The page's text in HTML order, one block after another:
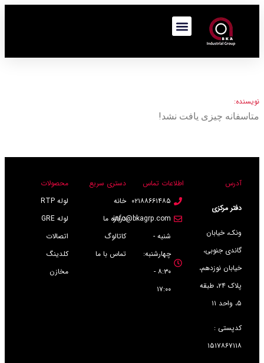
نویسنده:
متاسفانه چیزی یافت نشد!
آدرس
دفتر مرکزی
ونک، خیابان
گاندی جنوبی،
خیابان نوزدهم،
پلاک ۲۴، طبقه
۵، واحد ۱۱
کدپستی :
۱۵۱۷۸۶۷۱۱۸
اطلاعات تماس
۰۲۱۸۸۶۶۱۴۸۵
info@bkagrp.com
شنبه -
چهارشنبه:
۸:۳۰ -
۱۷:۰۰
دستری سریع
خانه
درباره ما
کاتالوگ
تماس با ما
محصولات
لوله RTP
لوله GRE
اتصالات
کلدینگ
مخازن